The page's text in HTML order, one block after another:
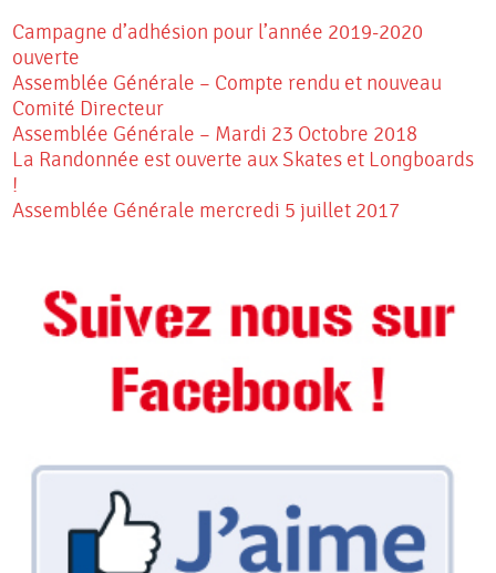
Campagne d’adhésion pour l’année 2019-2020
ouverte
Assemblée Générale – Compte rendu et nouveau
Comité Directeur
Assemblée Générale – Mardi 23 Octobre 2018
La Randonnée est ouverte aux Skates et Longboards
!
Assemblée Générale mercredi 5 juillet 2017